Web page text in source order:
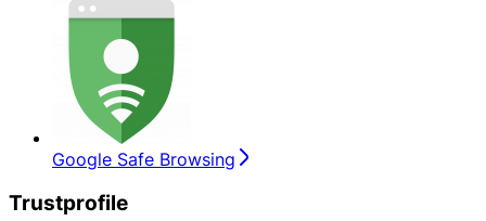
Google Safe Browsing
Trustprofile